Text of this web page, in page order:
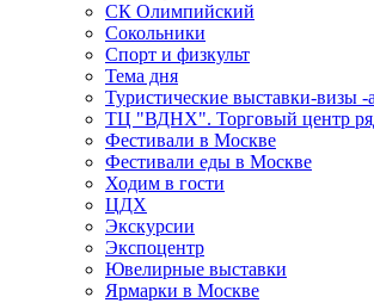
СК Олимпийский
Сокольники
Спорт и физкульт
Тема дня
Туристические выставки-визы
ТЦ "ВДНХ". Торговый центр
Фестивали в Москве
Фестивали еды в Москве
Ходим в гости
ЦДХ
Экскурсии
Экспоцентр
Ювелирные выставки
Ярмарки в Москве